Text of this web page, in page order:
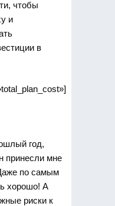
чтобы
и
в
год,
принесли мне
по самым
хорошо! А
риски к